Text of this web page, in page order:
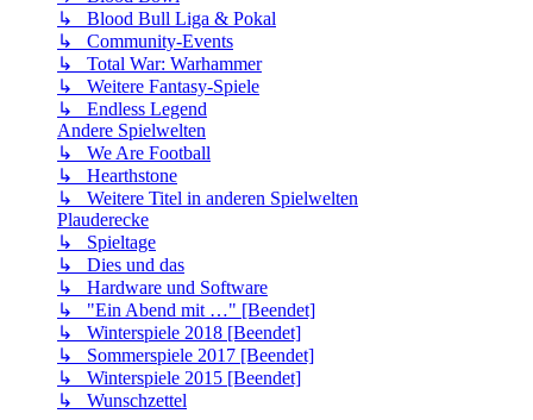
↳ Blood Bull Liga & Pokal
↳ Community-Events
↳ Total War: Warhammer
↳ Weitere Fantasy-Spiele
↳ Endless Legend
Andere Spielwelten
↳ We Are Football
↳ Hearthstone
↳ Weitere Titel in anderen Spielwelten
Plauderecke
↳ Spieltage
↳ Dies und das
↳ Hardware und Software
↳ "Ein Abend mit …" [Beendet]
↳ Winterspiele 2018 [Beendet]
↳ Sommerspiele 2017 [Beendet]
↳ Winterspiele 2015 [Beendet]
↳ Wunschzettel